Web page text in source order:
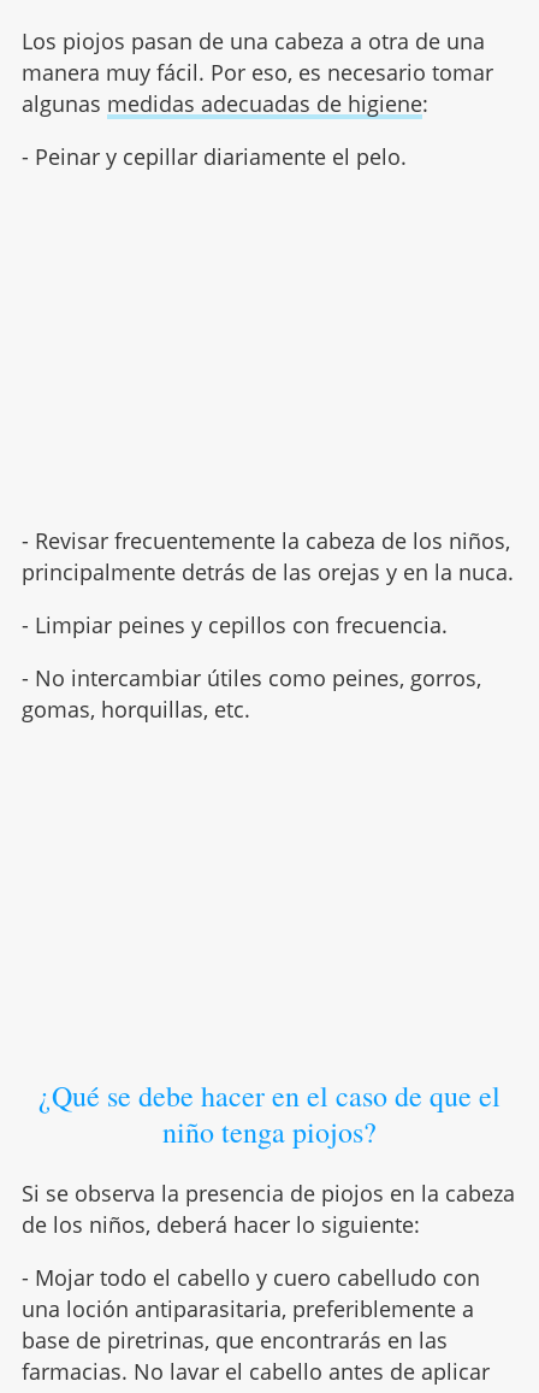
Los piojos pasan de una cabeza a otra de una
manera muy fácil. Por eso, es necesario tomar
algunas medidas adecuadas de higiene:
- Peinar y cepillar diariamente el pelo.
- Revisar frecuentemente la cabeza de los niños,
principalmente detrás de las orejas y en la nuca.
- Limpiar peines y cepillos con frecuencia.
- No intercambiar útiles como peines, gorros,
gomas, horquillas, etc.
¿Qué se debe hacer en el caso de que el
niño tenga piojos?
Si se observa la presencia de piojos en la cabeza
de los niños, deberá hacer lo siguiente:
- Mojar todo el cabello y cuero cabelludo con
una loción antiparasitaria, preferiblemente a
base de piretrinas, que encontrarás en las
farmacias. No lavar el cabello antes de aplicar